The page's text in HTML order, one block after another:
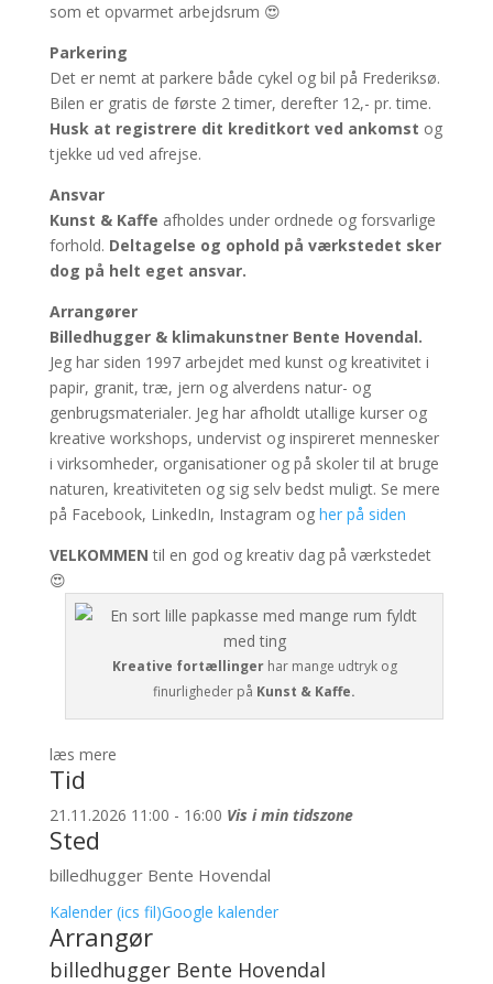
som et opvarmet arbejdsrum 😍
Parkering
Det er nemt at parkere både cykel og bil på Frederiksø.
Bilen er gratis de første 2 timer, derefter 12,- pr. time.
Husk at registrere dit kreditkort ved ankomst og
tjekke ud ved afrejse.
Ansvar
Kunst & Kaffe afholdes under ordnede og forsvarlige
forhold. Deltagelse og ophold på værkstedet sker
dog på helt eget ansvar.
Arrangører
Billedhugger & klimakunstner Bente Hovendal.
Jeg har siden 1997 arbejdet med kunst og kreativitet i
papir, granit, træ, jern og alverdens natur- og
genbrugsmaterialer. Jeg har afholdt utallige kurser og
kreative workshops, undervist og inspireret mennesker
i virksomheder, organisationer og på skoler til at bruge
naturen, kreativiteten og sig selv bedst muligt. Se mere
på Facebook, LinkedIn, Instagram og her på siden
VELKOMMEN til en god og kreativ dag på værkstedet
😍
Kreative fortællinger har mange udtryk og
finurligheder på Kunst & Kaffe.
læs mere
Tid
21.11.2026 11:00 - 16:00 Vis i min tidszone
Sted
billedhugger Bente Hovendal
Kalender (ics fil)Google kalender
Arrangør
billedhugger Bente Hovendal